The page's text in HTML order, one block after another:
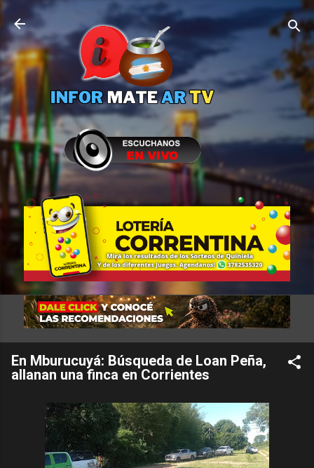
Ir al contenido principal
En Mburucuyá: Búsqueda de Loan Peña,
allanan una finca en Corrientes